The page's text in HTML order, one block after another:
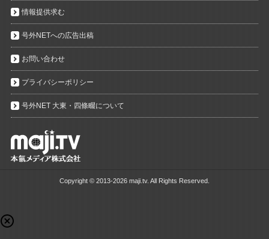
情報提供求む
号外NETへの広告出稿
お問い合わせ
プライバシーポリシー
号外NET 大東・四條畷について
Copyright © 2013-2026 maji.tv. All Rights Reserved.